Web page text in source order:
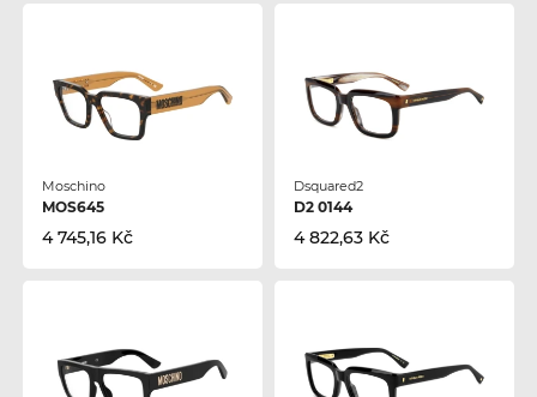
Moschino
MOS645
4 745,16 Kč
Dsquared2
D2 0144
4 822,63 Kč